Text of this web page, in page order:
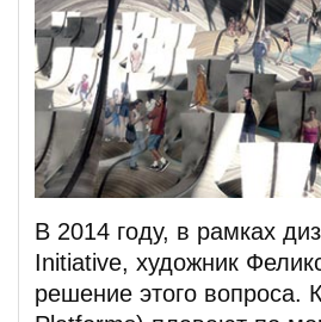
В 2014 году, в рамках
Initiative, художник
решение этого